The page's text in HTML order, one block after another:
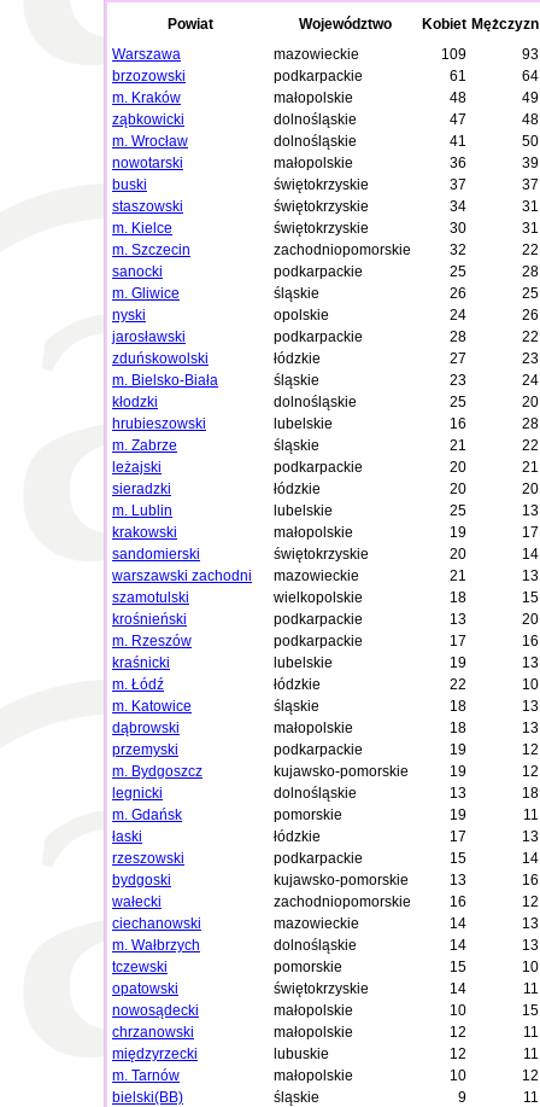
Powiat Województwo Kobiet Mężczyzn
Warszawa
mazowieckie 109
93
brzozowski
podkarpackie 61
64
m. Kraków
małopolskie 48
49
ząbkowicki
dolnośląskie 47
48
m. Wrocław
dolnośląskie 41
50
nowotarski
małopolskie 36
39
buski
świętokrzyskie 37
37
staszowski
świętokrzyskie 34
31
m. Kielce
świętokrzyskie 30
31
m. Szczecin
zachodniopomorskie 32
22
sanocki
podkarpackie 25
28
m. Gliwice
śląskie 26
25
nyski
opolskie 24
26
jarosławski
podkarpackie 28
22
zduńskowolski
łódzkie 27
23
m. Bielsko-Biała
śląskie 23
24
kłodzki
dolnośląskie 25
20
hrubieszowski
lubelskie 16
28
m. Zabrze
śląskie 21
22
leżajski
podkarpackie 20
21
sieradzki
łódzkie 20
20
m. Lublin
lubelskie 25
13
krakowski
małopolskie 19
17
sandomierski
świętokrzyskie 20
14
warszawski zachodni
mazowieckie 21
13
szamotulski
wielkopolskie 18
15
krośnieński
podkarpackie 13
20
m. Rzeszów
podkarpackie 17
16
kraśnicki
lubelskie 19
13
m. Łódź
łódzkie 22
10
m. Katowice
śląskie 18
13
dąbrowski
małopolskie 18
13
przemyski
podkarpackie 19
12
m. Bydgoszcz
kujawsko-pomorskie 19
12
legnicki
dolnośląskie 13
18
m. Gdańsk
pomorskie 19
11
łaski
łódzkie 17
13
rzeszowski
podkarpackie 15
14
bydgoski
kujawsko-pomorskie 13
16
wałecki
zachodniopomorskie 16
12
ciechanowski
mazowieckie 14
13
m. Wałbrzych
dolnośląskie 14
13
tczewski
pomorskie 15
10
opatowski
świętokrzyskie 14
11
nowosądecki
małopolskie 10
15
chrzanowski
małopolskie 12
11
międzyrzecki
lubuskie 12
11
m. Tarnów
małopolskie 10
12
bielski(BB)
śląskie 9
11